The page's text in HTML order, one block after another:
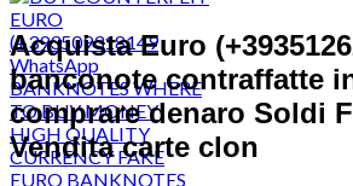
Acquista Euro
banconote contraffatte
comprare denaro Soldi
Vendita carte clon